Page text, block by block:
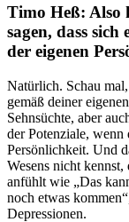
Timo Heß: Also
sagen, dass sich
der eigenen
Natürlich. Schau
gemäß deiner
Sehnsüchte, aber
der Potenziale, wenn
Persönlichkeit. Und
Wesens nicht kennst,
anfühlt wie „Das
noch etwas
Depressionen.